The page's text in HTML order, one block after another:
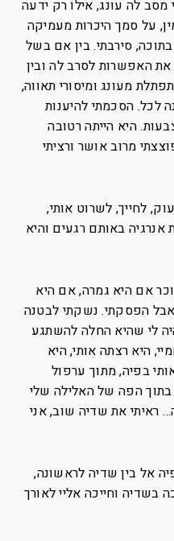
מסב לה עונג, אילו רק ידעה
על סמך היכרות מעמיקה
סירבתי. בין אם בשל
האפשרות לסרב לה ובין
מעונג ומיסורי תאווה,
לכל. הסכמתי להיענות
היא הייתה רטובה
מרוב אושר ורציתי
לחייך, לשרוט אותי,
באותם רגעים והיא
אם היא גמרה, אם היא
הפסקתי. נשקתי לבטנה
לי שהיא החלה להשתגע
היא רצתה אותי, היא
בפיה, מתוך ערפול
הפה של האלילה שלי
ראיתי את שדיה שוב, אני
אל בין שדיה לראשונה,
בשדיה וחייכה אליי לאורך